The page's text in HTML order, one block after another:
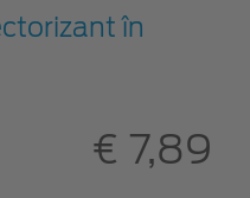
în
€ 7,89